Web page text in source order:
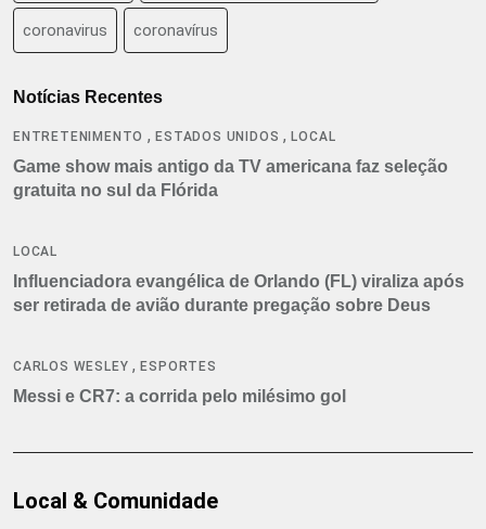
coronavirus coronavírus
Notícias Recentes
ENTRETENIMENTO ,ESTADOS UNIDOS ,LOCAL
Game show mais antigo da TV americana faz seleção
gratuita no sul da Flórida
LOCAL
Influenciadora evangélica de Orlando (FL) viraliza após
ser retirada de avião durante pregação sobre Deus
CARLOS WESLEY ,ESPORTES
Messi e CR7: a corrida pelo milésimo gol
Local & Comunidade